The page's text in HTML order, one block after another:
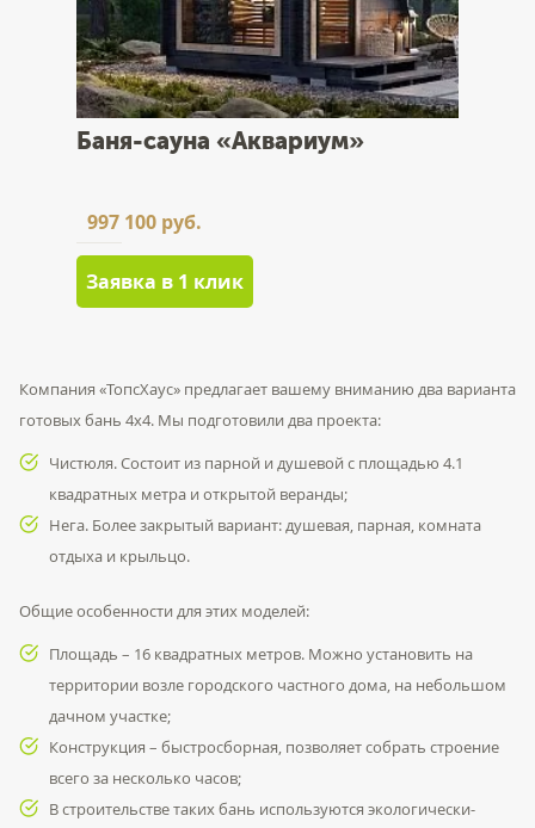
Баня-сауна «Аквариум»
997 100 руб.
Заявка в 1 клик
Компания «ТопсХаус» предлагает вашему вниманию два варианта
готовых бань 4х4. Мы подготовили два проекта:
Чистюля. Состоит из парной и душевой с площадью 4.1
квадратных метра и открытой веранды;
Нега. Более закрытый вариант: душевая, парная, комната
отдыха и крыльцо.
Общие особенности для этих моделей:
Площадь – 16 квадратных метров. Можно установить на
территории возле городского частного дома, на небольшом
дачном участке;
Конструкция – быстросборная, позволяет собрать строение
всего за несколько часов;
В строительстве таких бань используются экологически-